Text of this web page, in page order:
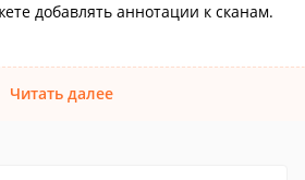
добавлять аннотации к сканам.
Читать далее